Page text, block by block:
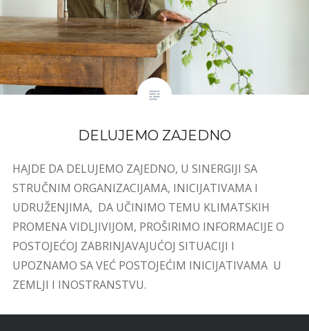
DELUJEMO ZAJEDNO
HAJDE DA DELUJEMO ZAJEDNO, U SINERGIJI SA
STRUČNIM ORGANIZACIJAMA, INICIJATIVAMA I
UDRUŽENJIMA, DA UČINIMO TEMU KLIMATSKIH
PROMENA VIDLJIVIJOM, PROŠIRIMO INFORMACIJE O
POSTOJEĆOJ ZABRINJAVAJUĆOJ SITUACIJI I
UPOZNAMO SA VEĆ POSTOJEĆIM INICIJATIVAMA U
ZEMLJI I INOSTRANSTVU.